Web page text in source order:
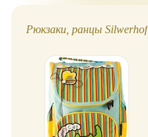
Рюкзаки, ранцы Silwerhof